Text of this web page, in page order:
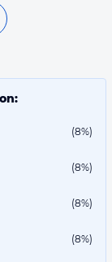
(8%)
(8%)
(8%)
(8%)